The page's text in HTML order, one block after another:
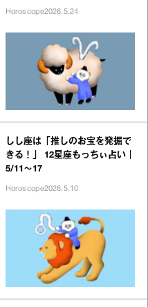
Horoscope2026.5.24
しし座は「推しのお宝を発掘で
きる！」 12星座もっちぃ占い｜
5/11～17
Horoscope2026.5.10